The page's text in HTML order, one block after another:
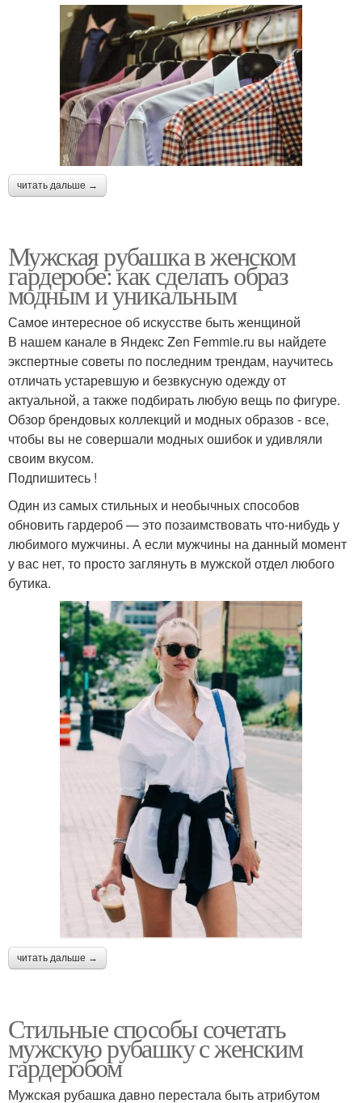
читать дальше →
Мужская рубашка в женском
гардеробе: как сделать образ
модным и уникальным
Самое интересное об искусстве быть женщиной
В нашем канале в Яндекс Zen Femmie.ru вы найдете
экспертные советы по последним трендам, научитесь
отличать устаревшую и безвкусную одежду от
актуальной, а также подбирать любую вещь по фигуре.
Обзор брендовых коллекций и модных образов - все,
чтобы вы не совершали модных ошибок и удивляли
своим вкусом.
Подпишитесь !
Один из самых стильных и необычных способов
обновить гардероб — это позаимствовать что-нибудь у
любимого мужчины. А если мужчины на данный момент
у вас нет, то просто заглянуть в мужской отдел любого
бутика.
читать дальше →
Стильные способы сочетать
мужскую рубашку с женским
гардеробом
Мужская рубашка давно перестала быть атрибутом